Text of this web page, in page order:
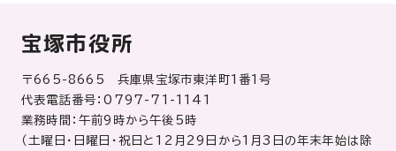
宝塚市役所
〒665-8665 兵庫県宝塚市東洋町1番1号
代表電話番号：0797-71-1141
業務時間：午前9時から午後5時
（土曜日・日曜日・祝日と12月29日から1月3日の年末年始は除